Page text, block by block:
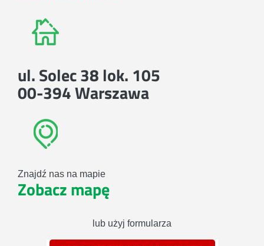
ul. Solec 38 lok. 105
00-394 Warszawa
Znajdź nas na mapie
Zobacz mapę
lub użyj formularza